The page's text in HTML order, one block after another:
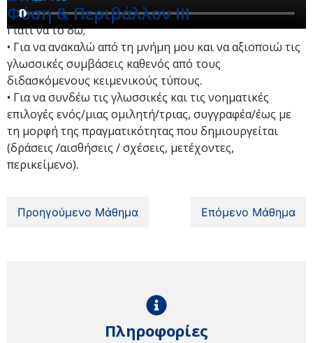
Φύση & Περιβάλλον III
Γιατί να το δω;
• Για να ανακαλώ από τη μνήμη μου και να αξιοποιώ τις
γλωσσικές συμβάσεις καθενός από τους
διδασκόμενους κειμενικούς τύπους.
• Για να συνδέω τις γλωσσικές και τις νοηματικές
επιλογές ενός/μιας ομιλητή/τριας, συγγραφέα/έως με
τη μορφή της πραγματικότητας που δημιουργείται
(δράσεις /αισθήσεις / σχέσεις, μετέχοντες,
περικείμενο).
Προηγούμενο Μάθημα Επόμενο Μάθημα
Πληροφορίες